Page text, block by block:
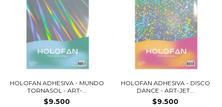
HOLOFAN ADHESIVA - MUNDO
TORNASOL - ART-...
$9.500
HOLOFAN ADHESIVA - DISCO
DANCE - ART-JET...
$9.500